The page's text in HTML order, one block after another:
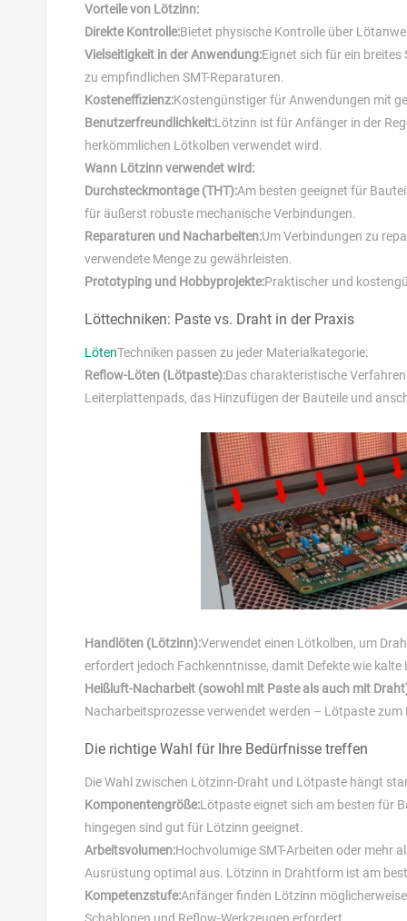
Vorteile von Lötzinn:
Direkte Kontrolle:Bietet physische Kontrolle über
Vielseitigkeit in der Anwendung:Eignet sich für ein
zu empfindlichen SMT-Reparaturen.
Kosteneffizienz:Kostengünstiger für Anwendungen mit
Benutzerfreundlichkeit:Lötzinn ist für Anfänger in der
herkömmlichen Lötkolben verwendet wird.
Wann Lötzinn verwendet wird:
Durchsteckmontage (THT):Am besten geeignet für
für äußerst robuste mechanische Verbindungen.
Reparaturen und Nacharbeiten:Um Verbindungen zu
verwendete Menge zu gewährleisten.
Prototyping und Hobbyprojekte:Praktischer und
Löttechniken: Paste vs. Draht in der Praxis
LötenTechniken passen zu jeder Materialkategorie:
Reflow-Löten (Lötpaste):Das charakteristische
Leiterplattenpads, das Hinzufügen der Bauteile und
Handlöten (Lötzinn):Verwendet einen Lötkolben, um
erfordert jedoch Fachkenntnisse, damit Defekte wie
Heißluft-Nacharbeit (sowohl mit Paste als auch mit
Nacharbeitsprozesse verwendet werden – Lötpaste
Die richtige Wahl für Ihre Bedürfnisse treffen
Die Wahl zwischen Lötzinn-Draht und Lötpaste hängt
Komponentengröße:Lötpaste eignet sich am besten für
hingegen sind gut für Lötzinn geeignet.
Arbeitsvolumen:Hochvolumige SMT-Arbeiten oder mehr
Ausrüstung optimal aus. Lötzinn in Drahtform ist am
Kompetenzstufe:Anfänger finden Lötzinn